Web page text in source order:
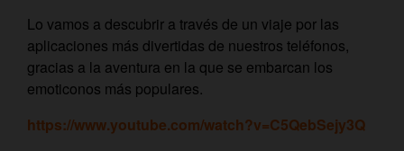
Lo vamos a descubrir a través de un viaje por las
aplicaciones más divertidas de nuestros teléfonos,
gracias a la aventura en la que se embarcan los
emoticonos más populares.
https://www.youtube.com/watch?v=C5QebSejy3Q